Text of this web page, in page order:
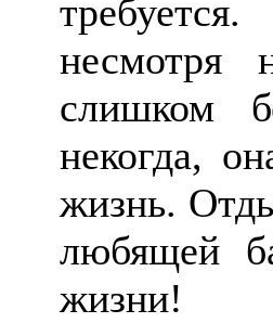
несмотря
слишком
некогда,
жизнь.
любящей
жизни!